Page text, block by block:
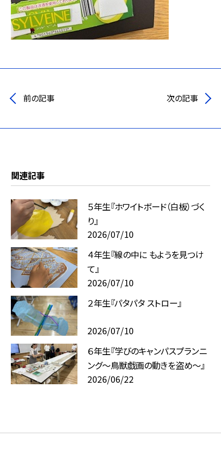
前の記事 次の記事
関連記事
５年生『ホワイトボード（白板）づく
り』
2026/07/10
４年生『線の中に もようを見つけ
て』
2026/07/10
２年生『パタパタ ストロー』
2026/07/10
６年生『学びのキャンパスプランニ
ング～鳥獣戯画の動きを盗め～』
2026/06/22